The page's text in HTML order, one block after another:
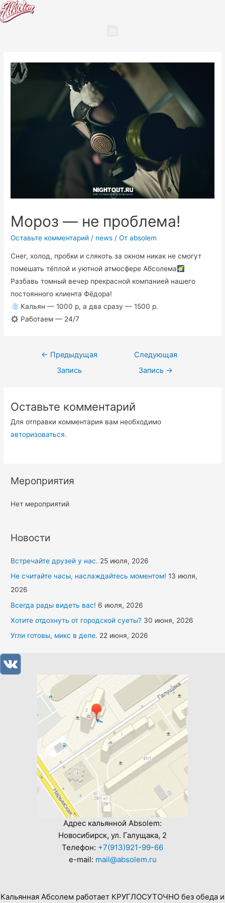
Мороз — не проблема!
Оставьте комментарий / news / От absolem
Снег, холод, пробки и слякоть за окном никак не смогут
помешать тёплой и уютной атмосфере Абсолема
Разбавь томный вечер прекрасной компанией нашего
постоянного клиента Фёдора!
Кальян — 1000 р, а два сразу — 1500 р.
Работаем — 24/7
← Предыдущая
Запись
Следующая
Запись →
Оставьте комментарий
Для отправки комментария вам необходимо
авторизоваться.
Мероприятия
Нет мероприятий
Новости
Встречайте друзей у нас. 25 июля, 2026
Не считайте часы, наслаждайтесь моментом! 13 июля,
2026
Всегда рады видеть вас! 6 июля, 2026
Хотите отдохнуть от городской суеты? 30 июня, 2026
Угли готовы, микс в деле. 22 июня, 2026
Адрес кальянной Absolem:
Новосибирск, ул. Галущака, 2
Телефон: +7(913)921-99-66
e-mail: mail@absolem.ru
Кальянная Абсолем работает КРУГЛОСУТОЧНО без обеда и